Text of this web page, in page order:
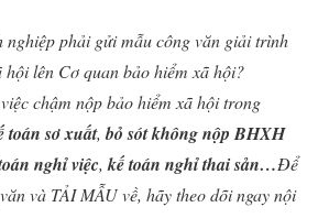
nghiệp phải gửi mẫu công văn giải trình
hội lên Cơ quan bảo hiểm xã hội?
chậm nộp bảo hiểm xã hội trong
toán sơ xuất,bỏ sót không nộp BHXH
nghỉ việc, kế toán nghỉ thai sản…Để
và TẢI MẪUvề, hãy theo dõi ngay nội